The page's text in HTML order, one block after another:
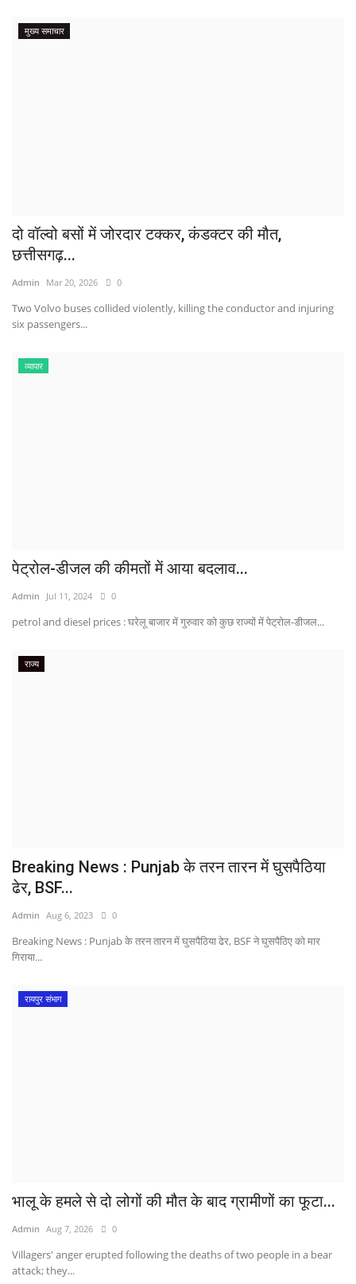
मुख्य समाचार
दो वॉल्वो बसों में जोरदार टक्कर, कंडक्टर की मौत,
छत्तीसगढ़...
Admin Mar 20, 2026 0
Two Volvo buses collided violently, killing the conductor and injuring
six passengers...
व्यापार
पेट्रोल-डीजल की कीमतों में आया बदलाव...
Admin Jul 11, 2024 0
petrol and diesel prices : घरेलू बाजार में गुरुवार को कुछ राज्यों में पेट्रोल-डीजल...
राज्य
Breaking News : Punjab के तरन तारन में घुसपैठिया
ढेर, BSF...
Admin Aug 6, 2023 0
Breaking News : Punjab के तरन तारन में घुसपैठिया ढेर, BSF ने घुसपैठिए को मार
गिराया...
रायपुर संभाग
भालू के हमले से दो लोगों की मौत के बाद ग्रामीणों का फूटा...
Admin Aug 7, 2026 0
Villagers' anger erupted following the deaths of two people in a bear
attack; they...